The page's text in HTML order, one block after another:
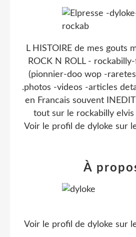
L HISTOIRE de mes gouts
ROCK N ROLL -
(pionnier-doo wop -
.photos -videos -articles
en Francais souvent
tout sur le rockabilly
Voir le profil de dyloke sur
À
Voir le profil de dyloke sur